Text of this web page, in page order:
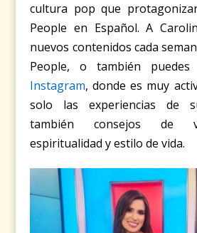
cultura pop que
People en Español. A
nuevos contenidos cada
People, o también
Instagram, donde es muy
solo las experiencias de
también consejos de
espiritualidad y estilo de vida.